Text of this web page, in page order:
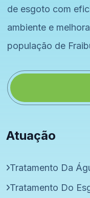
de esgoto com
ambiente e
população de
Atuação
Tratamento Da
Tratamento Do